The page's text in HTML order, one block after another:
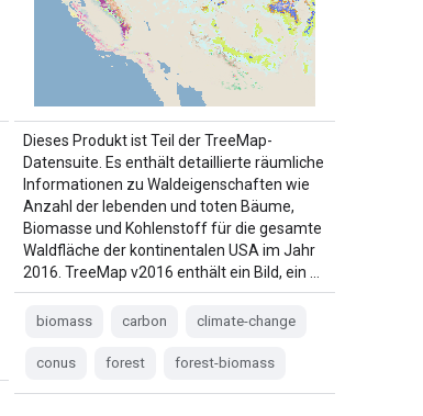
Dieses Produkt ist Teil der TreeMap-
Datensuite. Es enthält detaillierte räumliche
Informationen zu Waldeigenschaften wie
Anzahl der lebenden und toten Bäume,
Biomasse und Kohlenstoff für die gesamte
Waldfläche der kontinentalen USA im Jahr
2016. TreeMap v2016 enthält ein Bild, ein …
biomass carbon climate-change
conus forest forest-biomass